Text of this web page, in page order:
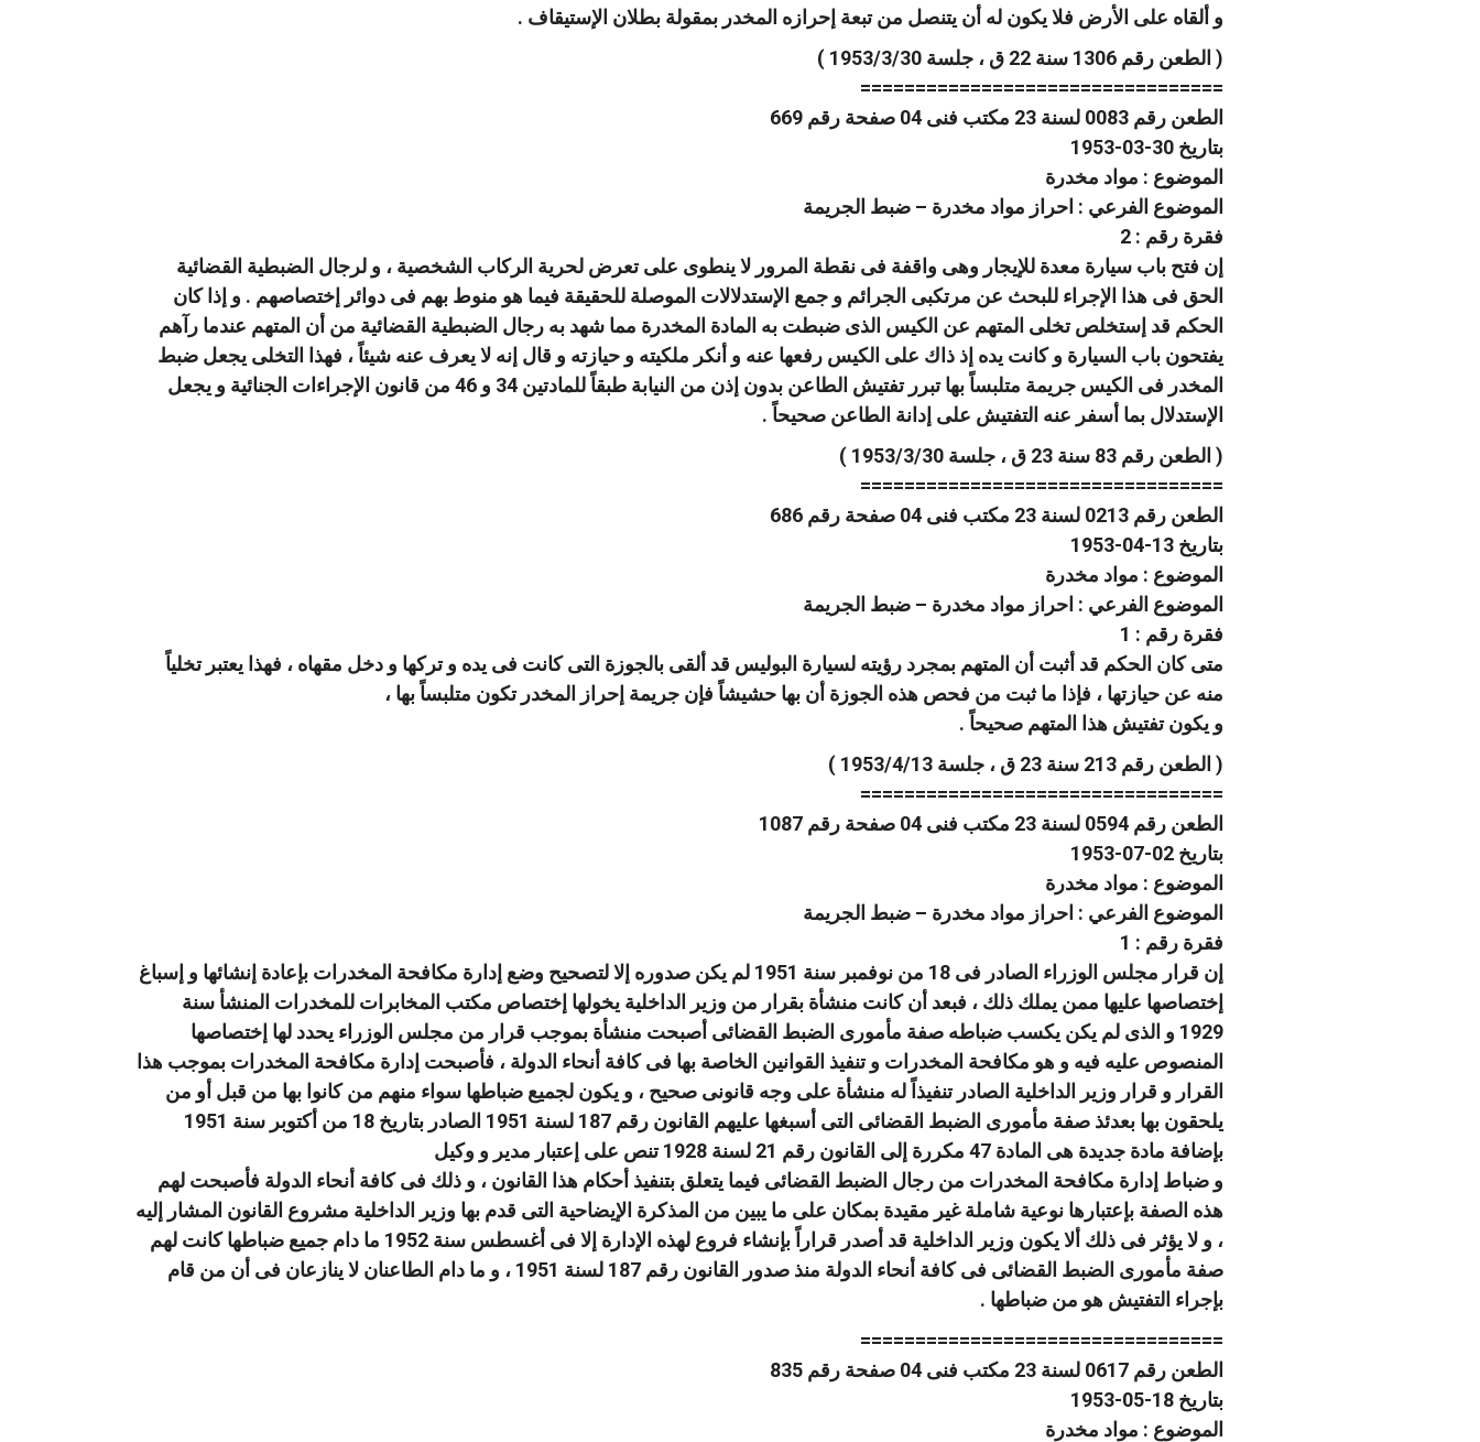
و ألقاه على الأرض فلا يكون له أن يتنصل من تبعة إحرازه المخدر بمقولة بطلان الإستيقاف .
( الطعن رقم 1306 سنة 22 ق ، جلسة 1953/3/30 )
=================================
الطعن رقم 0083 لسنة 23 مكتب فنى 04 صفحة رقم 669
بتاريخ 30-03-1953
الموضوع : مواد مخدرة
الموضوع الفرعي : احراز مواد مخدرة – ضبط الجريمة
فقرة رقم : 2
إن فتح باب سيارة معدة للإيجار وهى واقفة فى نقطة المرور لا ينطوى على تعرض لحرية الركاب الشخصية ، و لرجال الضبطية القضائية
الحق فى هذا الإجراء للبحث عن مرتكبى الجرائم و جمع الإستدلالات الموصلة للحقيقة فيما هو منوط بهم فى دوائر إختصاصهم . و إذا كان
الحكم قد إستخلص تخلى المتهم عن الكيس الذى ضبطت به المادة المخدرة مما شهد به رجال الضبطية القضائية من أن المتهم عندما رآهم
يفتحون باب السيارة و كانت يده إذ ذاك على الكيس رفعها عنه و أنكر ملكيته و حيازته و قال إنه لا يعرف عنه شيئاً ، فهذا التخلى يجعل ضبط
المخدر فى الكيس جريمة متلبساً بها تبرر تفتيش الطاعن بدون إذن من النيابة طبقاً للمادتين 34 و 46 من قانون الإجراءات الجنائية و يجعل
الإستدلال بما أسفر عنه التفتيش على إدانة الطاعن صحيحاً .
( الطعن رقم 83 سنة 23 ق ، جلسة 1953/3/30 )
=================================
الطعن رقم 0213 لسنة 23 مكتب فنى 04 صفحة رقم 686
بتاريخ 13-04-1953
الموضوع : مواد مخدرة
الموضوع الفرعي : احراز مواد مخدرة – ضبط الجريمة
فقرة رقم : 1
متى كان الحكم قد أثبت أن المتهم بمجرد رؤيته لسيارة البوليس قد ألقى بالجوزة التى كانت فى يده و تركها و دخل مقهاه ، فهذا يعتبر تخلياً
منه عن حيازتها ، فإذا ما ثبت من فحص هذه الجوزة أن بها حشيشاً فإن جريمة إحراز المخدر تكون متلبساً بها ،
و يكون تفتيش هذا المتهم صحيحاً .
( الطعن رقم 213 سنة 23 ق ، جلسة 1953/4/13 )
=================================
الطعن رقم 0594 لسنة 23 مكتب فنى 04 صفحة رقم 1087
بتاريخ 02-07-1953
الموضوع : مواد مخدرة
الموضوع الفرعي : احراز مواد مخدرة – ضبط الجريمة
فقرة رقم : 1
إن قرار مجلس الوزراء الصادر فى 18 من نوفمبر سنة 1951 لم يكن صدوره إلا لتصحيح وضع إدارة مكافحة المخدرات بإعادة إنشائها و إسباغ
إختصاصها عليها ممن يملك ذلك ، فبعد أن كانت منشأة بقرار من وزير الداخلية يخولها إختصاص مكتب المخابرات للمخدرات المنشأ سنة
1929 و الذى لم يكن يكسب ضباطه صفة مأمورى الضبط القضائى أصبحت منشأة بموجب قرار من مجلس الوزراء يحدد لها إختصاصها
المنصوص عليه فيه و هو مكافحة المخدرات و تنفيذ القوانين الخاصة بها فى كافة أنحاء الدولة ، فأصبحت إدارة مكافحة المخدرات بموجب هذا
القرار و قرار وزير الداخلية الصادر تنفيذاً له منشأة على وجه قانونى صحيح ، و يكون لجميع ضباطها سواء منهم من كانوا بها من قبل أو من
يلحقون بها بعدئذ صفة مأمورى الضبط القضائى التى أسبغها عليهم القانون رقم 187 لسنة 1951 الصادر بتاريخ 18 من أكتوبر سنة 1951
بإضافة مادة جديدة هى المادة 47 مكررة إلى القانون رقم 21 لسنة 1928 تنص على إعتبار مدير و وكيل
و ضباط إدارة مكافحة المخدرات من رجال الضبط القضائى فيما يتعلق بتنفيذ أحكام هذا القانون ، و ذلك فى كافة أنحاء الدولة فأصبحت لهم
هذه الصفة بإعتبارها نوعية شاملة غير مقيدة بمكان على ما يبين من المذكرة الإيضاحية التى قدم بها وزير الداخلية مشروع القانون المشار إليه
، و لا يؤثر فى ذلك ألا يكون وزير الداخلية قد أصدر قراراً بإنشاء فروع لهذه الإدارة إلا فى أغسطس سنة 1952 ما دام جميع ضباطها كانت لهم
صفة مأمورى الضبط القضائى فى كافة أنحاء الدولة منذ صدور القانون رقم 187 لسنة 1951 ، و ما دام الطاعنان لا ينازعان فى أن من قام
بإجراء التفتيش هو من ضباطها .
=================================
الطعن رقم 0617 لسنة 23 مكتب فنى 04 صفحة رقم 835
بتاريخ 18-05-1953
الموضوع : مواد مخدرة